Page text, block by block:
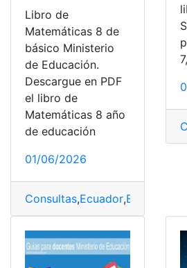
Libro de
Matemáticas 8 de
básico Ministerio
de Educación.
Descargue en PDF
el libro de
Matemáticas 8 año
de educación
01/06/2026
Consultas,Ecuador,Educación